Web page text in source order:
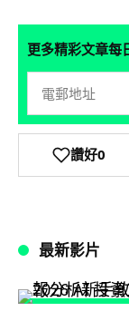
更多精彩文章每
讚好0
最新影片